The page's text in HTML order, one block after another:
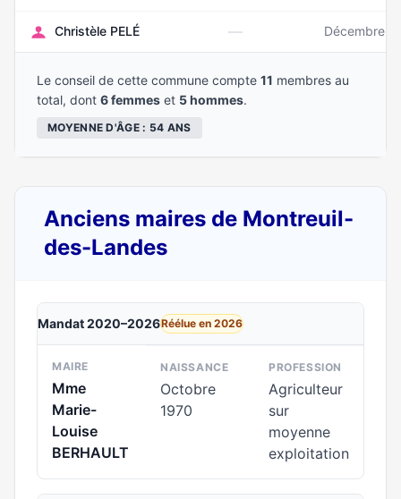
Christèle PELÉ — Décembre
Le conseil de cette commune compte 11 membres au
total, dont 6 femmes et 5 hommes.
MOYENNE D'ÂGE : 54 ANS
Anciens maires de Montreuil-
des-Landes
Mandat 2020–2026Réélue en 2026
MAIRE
Mme
Marie-
Louise
BERHAULT
NAISSANCE
Octobre
1970
PROFESSION
Agriculteur
sur
moyenne
exploitation